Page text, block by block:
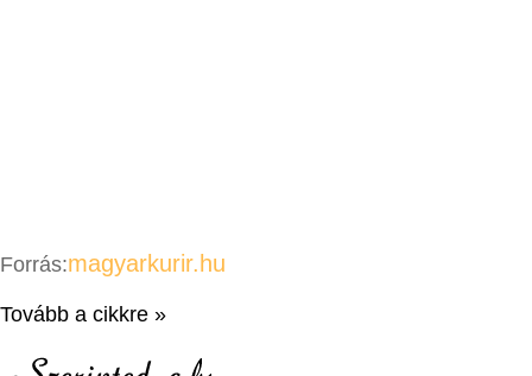
Forrás:magyarkurir.hu
Tovább a cikkre »